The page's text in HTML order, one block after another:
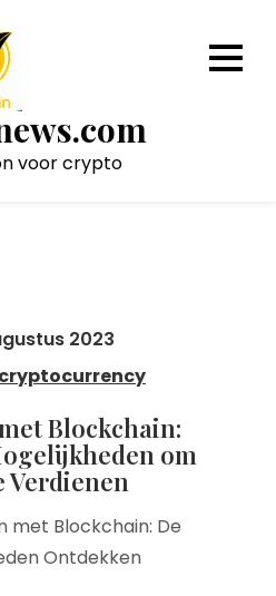
voor crypto
2023
cryptocurrency
Blockchain:
om
Verdienen
met Blockchain: De
Ontdekken